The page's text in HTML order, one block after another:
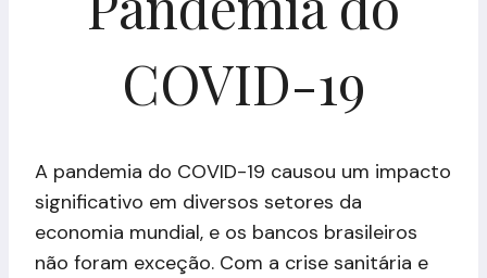
COVID-19
A pandemia do COVID-19 causou um impacto
significativo em diversos setores da
economia mundial, e os bancos brasileiros
não foram exceção. Com a crise sanitária e